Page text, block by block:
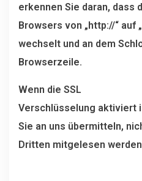
erkennen Sie daran, dass
Browsers von „http://“ auf
wechselt und an dem
Browserzeile.
Wenn die SSL
Verschlüsselung aktiviert
Sie an uns übermitteln,
Dritten mitgelesen